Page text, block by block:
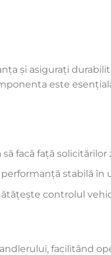
și asigurați
este
facă față solicitărilor
stabilă în
controlul
facilitând